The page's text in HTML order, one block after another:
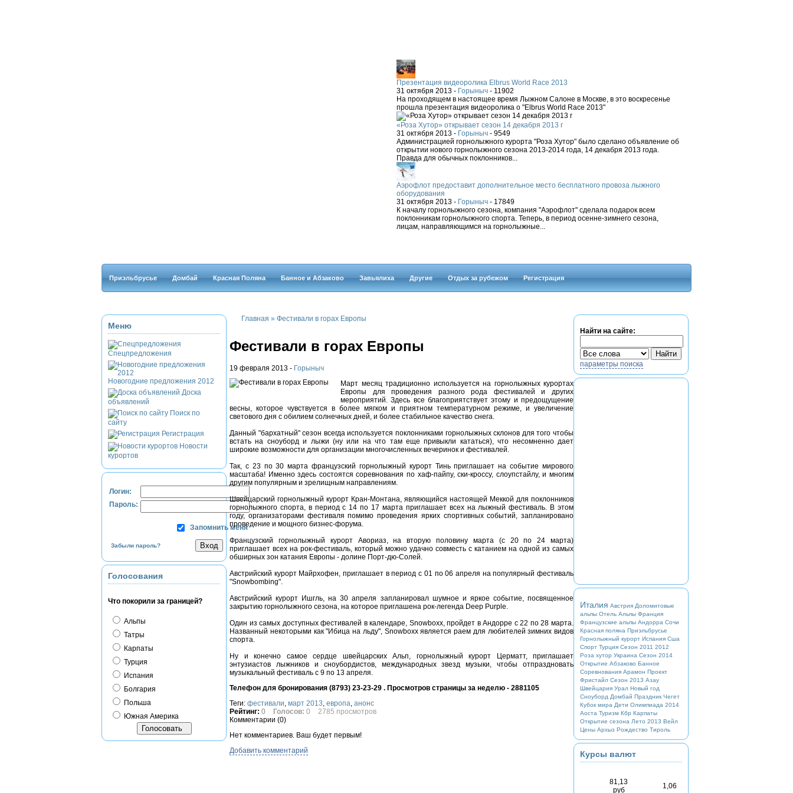
Презентация видеоролика Elbrus World Race 2013
31 октября 2013 - Горыныч - 11902
На проходящем в настоящее время Лыжном Салоне в Москве, в это воскресенье
прошла презентация видеоролика о "Elbrus World Race 2013"
«Роза Хутор» открывает сезон 14 декабря 2013 г
31 октября 2013 - Горыныч - 9549
Администрацией горнолыжного курорта "Роза Хутор" было сделано объявление об
открытии нового горнолыжного сезона 2013-2014 года, 14 декабря 2013 года.
Правда для обычных поклонников...
Аэрофлот предоставит дополнительное место бесплатного провоза лыжного
оборудования
31 октября 2013 - Горыныч - 17849
К началу горнолыжного сезона, компания "Аэрофлот" сделала подарок всем
поклонникам горнолыжного спорта. Теперь, в период осенне-зимнего сезона,
лицам, направляющимся на горнолыжные...
Приэльбрусье Домбай Красная Поляна Банное и Абзаково Завьялиха Другие Отдых за рубежом Регистрация
Меню
Спецпредложения
Новогодние предложения 2012
Доска
объявлений
Поиск по
сайту
Регистрация
Новости
курортов
Логин:
Пароль:
Запомнить меня
Забыли пароль?
Голосования
Что покорили за границей?
Альпы
Татры
Карпаты
Турция
Испания
Болгария
Польша
Южная Америка
Главная » Фестивали в горах Европы
Фестивали в горах Европы
19 февраля 2013 - Горыныч
Март месяц традиционно используется на горнолыжных курортах
Европы для проведения разного рода фестивалей и других
мероприятий. Здесь все благоприятствует этому и предощущение
весны, которое чувствуется в более мягком и приятном температурном режиме, и увеличение
светового дня с обилием солнечных дней, и более стабильное качество снега.
Данный "бархатный" сезон всегда используется поклонниками горнолыжных склонов для того чтобы
встать на сноуборд и лыжи (ну или на что там еще привыкли кататься), что несомненно дает
широкие возможности для организации многочисленных вечеринок и фестивалей.
Так, с 23 по 30 марта французский горнолыжный курорт Тинь приглашает на событие мирового
масштаба! Именно здесь состоятся соревнования по хаф-пайпу, ски-кроссу, слоупстайлу, и многим
другим популярным и зрелищным направлениям.
Швейцарский горнолыжный курорт Кран-Монтана, являющийся настоящей Меккой для поклонников
горнолыжного спорта, в период с 14 по 17 марта приглашает всех на лыжный фестиваль. В этом
году, организаторами фестиваля помимо проведения ярких спортивных событий, запланировано
проведение и мощного бизнес-форума.
Французский горнолыжный курорт Авориаз, на вторую половину марта (с 20 по 24 марта)
приглашает всех на рок-фестиваль, который можно удачно совместь с катанием на одной из самых
обширных зон катания Европы - долине Порт-дю-Солей.
Австрийский курорт Майрхофен, приглашает в период с 01 по 06 апреля на популярный фестиваль
"Snowbombing".
Австрийский курорт Ишгль, на 30 апреля запланировал шумное и яркое событие, посвященное
закрытию горнолыжного сезона, на которое приглашена рок-легенда Deep Purple.
Один из самых доступных фестивалей в календаре, Snowboxx, пройдет в Андорре с 22 по 28 марта.
Названный некоторыми как "Ибица на льду", Snowboxx является раем для любителей зимних видов
спорта.
Ну и конечно самое сердце швейцарских Альп, горнолыжный курорт Церматт, приглашает
энтузиастов лыжников и сноубордистов, международных звезд музыки, чтобы отпраздновать
музыкальный фестиваль с 9 по 13 апреля.
Телефон для бронирования (8793) 23-23-29 . Просмотров страницы за неделю - 2881105
Теги: фестивали, март 2013, европа, анонс
Рейтинг: 0 Голосов: 0
2785 просмотров
Комментарии (0)
Нет комментариев. Ваш будет первым!
Добавить комментарий
Найти на сайте:
параметры поиска
Италия Австрия Доломитовые
альпы Отель Альпы Франция
Французские альпы Андорра Сочи
Красная поляна Приэльбрусье
Горнолыжный курорт Испания Сша
Спорт Турция Сезон 2011 2012
Роза хутор Украина Сезон 2014
Открытие Абзаково Банное
Соревнования Арамон Проект
Фристайл Сезон 2013 Азау
Швейцария Урал Новый год
Сноуборд Домбай Праздник Чегет
Кубок мира Дети Олимпиада 2014
Аоста Туризм Кбр Карпаты
Открытие сезона Лето 2013 Вейл
Цены Архыз Рождество Тироль
Курсы валют
81,13
руб
1,06